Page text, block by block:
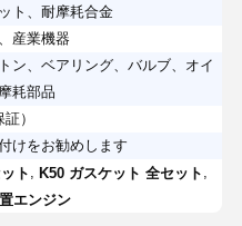
ト、耐摩耗合金
産業機器
ン、ベアリング、バルブ、オイ
耗部品
）
けをお勧めします
ト ,K50 ガスケット 全セット
エンジン